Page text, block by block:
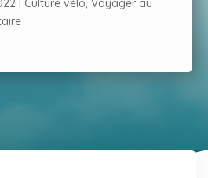
Culture vélo, Voyager au